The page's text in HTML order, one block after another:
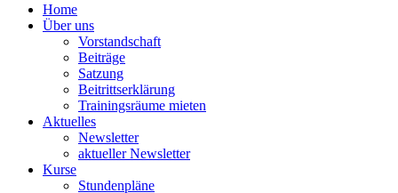
Home
Über uns
Vorstandschaft
Beiträge
Satzung
Beitrittserklärung
Trainingsräume mieten
Aktuelles
Newsletter
aktueller Newsletter
Kurse
Stundenpläne